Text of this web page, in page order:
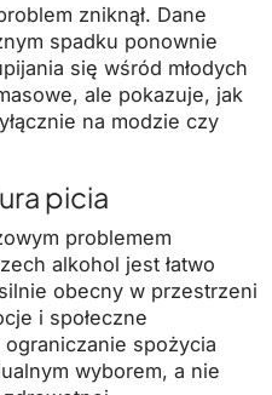
zniknął. Dane
spadku ponownie
się wśród młodych
ale pokazuje, jak
na modzie czy
picia
problemem
alkohol jest łatwo
obecny w przestrzeni
i społeczne
spożycia
wyborem, a nie